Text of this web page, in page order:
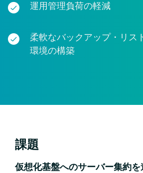
運用管理負荷の軽減
柔軟なバックアップ・リス
環境の構築
課題
仮想化基盤へのサーバー集約